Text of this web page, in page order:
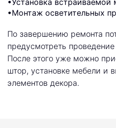
•Установка встраиваемой
•Монтаж осветительных
По завершению ремонта
предусмотреть
После этого уже можно
штор, установке мебели и
элементов декора.